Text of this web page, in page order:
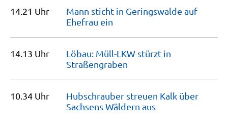
14.21 Uhr
Mann sticht in Geringswalde auf
Ehefrau ein
14.13 Uhr
Löbau: Müll-LKW stürzt in
Straßengraben
10.34 Uhr
Hubschrauber streuen Kalk über
Sachsens Wäldern aus